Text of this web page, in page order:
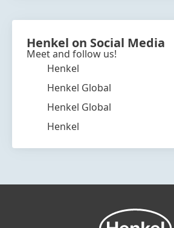
Henkel on Social Media
Meet and follow us!
Henkel
Henkel Global
Henkel Global
Henkel